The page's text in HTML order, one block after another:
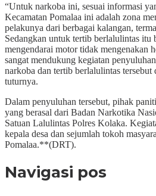
“Untuk narkoba ini, sesuai informasi
Kecamatan Pomalaa ini adalah zona
pelakunya dari berbagai kalangan,
Sedangkan untuk tertib berlalulintas itu
mengendarai motor tidak mengenakan
sangat mendukung kegiatan
narkoba dan tertib berlalulintas tersebut
tuturnya.
Dalam penyuluhan tersebut, pihak
yang berasal dari Badan Narkotika
Satuan Lalulintas Polres Kolaka.
kepala desa dan sejumlah tokoh
Pomalaa.**(DRT).
Navigasi pos